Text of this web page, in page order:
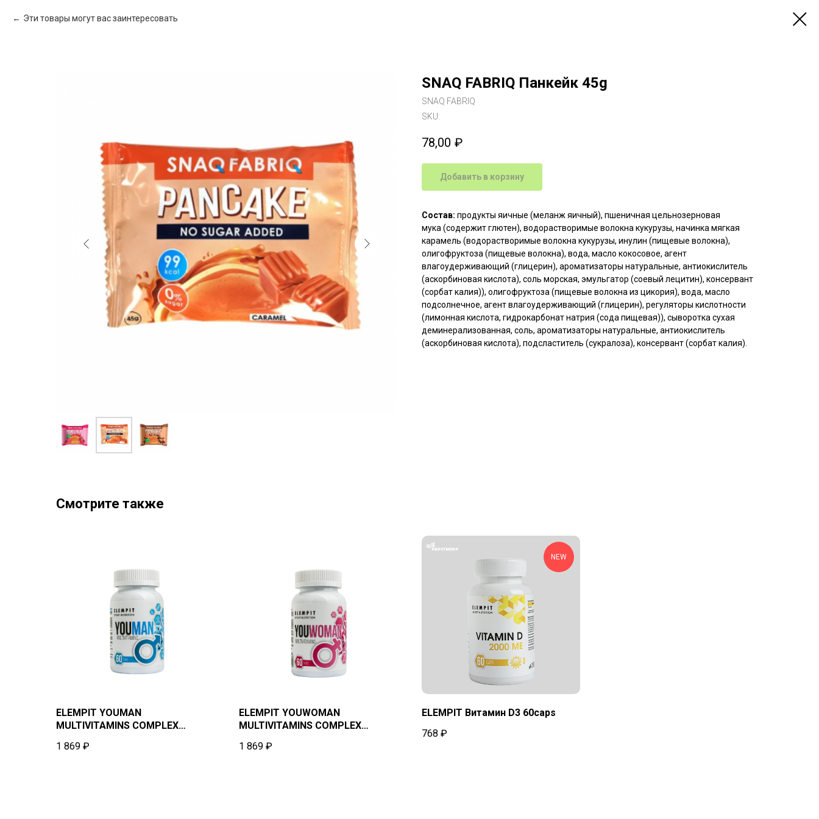
Эти товары могут вас заинтересовать
SNAQ FABRIQ Панкейк 45g
SNAQ FABRIQ
SKU:
78,00 ₽
Добавить в корзину
Состав: продукты яичные (меланж яичный), пшеничная цельнозерновая
мука (содержит глютен), водорастворимые волокна кукурузы, начинка мягкая
карамель (водорастворимые волокна кукурузы, инулин (пищевые волокна),
олигофруктоза (пищевые волокна), вода, масло кокосовое, агент
влагоудерживающий (глицерин), ароматизаторы натуральные, антиокислитель
(аскорбиновая кислота), соль морская, эмульгатор (соевый лецитин), консервант
(сорбат калия)), олигофруктоза (пищевые волокна из цикория), вода, масло
подсолнечное, агент влагоудерживающий (глицерин), регуляторы кислотности
(лимонная кислота, гидрокарбонат натрия (сода пищевая)), сыворотка сухая
деминерализованная, соль, ароматизаторы натуральные, антиокислитель
(аскорбиновая кислота), подсластитель (сукралоза), консервант (сорбат калия).
Смотрите также
ELEMPIT YOUMAN
MULTIVITAMINS COMPLEX
60 таблеток
1 869 ₽
ELEMPIT YOUWOMAN
MULTIVITAMINS COMPLEX
1 869 ₽
NEW
ELEMPIT Витамин D3 60caps
768 ₽